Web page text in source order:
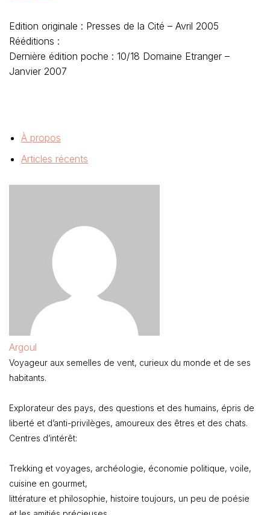
Edition originale : Presses de la Cité – Avril 2005
Rééditions :
Dernière édition poche : 10/18 Domaine Etranger –
Janvier 2007
À propos
Articles récents
Argoul
Voyageur aux semelles de vent, curieux du monde et de ses
habitants.
Explorateur des pays, des questions et des humains, épris de
liberté et d’anti-privilèges, amoureux des êtres et des chats.
Centres d’intérêt:
Trekking et voyages, archéologie, économie politique, voile,
cuisine en gourmet,
littérature et philosophie, histoire toujours, un peu de poésie